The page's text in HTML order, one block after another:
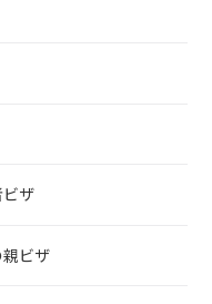
ザ
ビザ